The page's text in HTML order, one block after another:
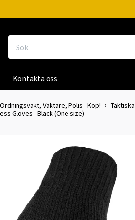
Kontakta oss
Väktare, Polis - Köp!
Gloves - Black (One size)